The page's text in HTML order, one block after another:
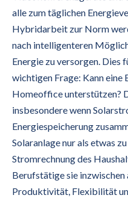
alle zum täglichen
Hybridarbeit zur Norm
nach intelligenteren
Energie zu versorgen. Dies
wichtigen Frage: Kann eine
Homeoffice unterstützen?
insbesondere wenn
Energiespeicherung
Solaranlage nur als etwas
Stromrechnung des
Berufstätige sie inzwischen
Produktivität, Flexibilität